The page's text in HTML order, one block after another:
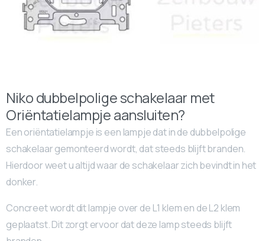
Niko dubbelpolige schakelaar met
Oriëntatielampje aansluiten?
Een oriëntatielampje is een lampje dat in de dubbelpolige
schakelaar gemonteerd wordt, dat steeds blijft branden.
Hierdoor weet u altijd waar de schakelaar zich bevindt in het
donker.
Concreet wordt dit lampje over de L1 klem en de L2 klem
geplaatst. Dit zorgt ervoor dat deze lamp steeds blijft